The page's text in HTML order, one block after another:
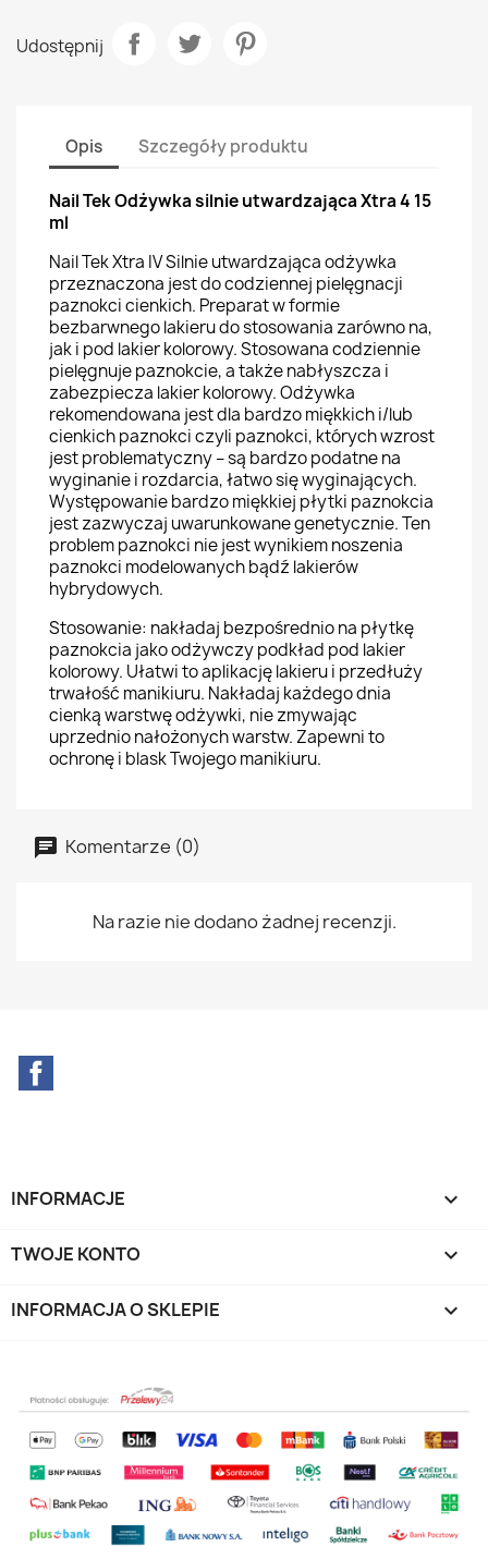
Udostępnij
Opis Szczegóły produktu
Nail Tek Odżywka silnie utwardzająca Xtra 4 15
ml
Nail Tek Xtra IV Silnie utwardzająca odżywka
przeznaczona jest do codziennej pielęgnacji
paznokci cienkich. Preparat w formie
bezbarwnego lakieru do stosowania zarówno na,
jak i pod lakier kolorowy. Stosowana codziennie
pielęgnuje paznokcie, a także nabłyszcza i
zabezpiecza lakier kolorowy. Odżywka
rekomendowana jest dla bardzo miękkich i/lub
cienkich paznokci czyli paznokci, których wzrost
jest problematyczny – są bardzo podatne na
wyginanie i rozdarcia, łatwo się wyginających.
Występowanie bardzo miękkiej płytki paznokcia
jest zazwyczaj uwarunkowane genetycznie. Ten
problem paznokci nie jest wynikiem noszenia
paznokci modelowanych bądź lakierów
hybrydowych.
Stosowanie: nakładaj bezpośrednio na płytkę
paznokcia jako odżywczy podkład pod lakier
kolorowy. Ułatwi to aplikację lakieru i przedłuży
trwałość manikiuru. Nakładaj każdego dnia
cienką warstwę odżywki, nie zmywając
uprzednio nałożonych warstw. Zapewni to
ochronę i blask Twojego manikiuru.
Komentarze (0)
Na razie nie dodano żadnej recenzji.
INFORMACJE 
TWOJE KONTO 
INFORMACJA O SKLEPIE keyboard_arrow_down